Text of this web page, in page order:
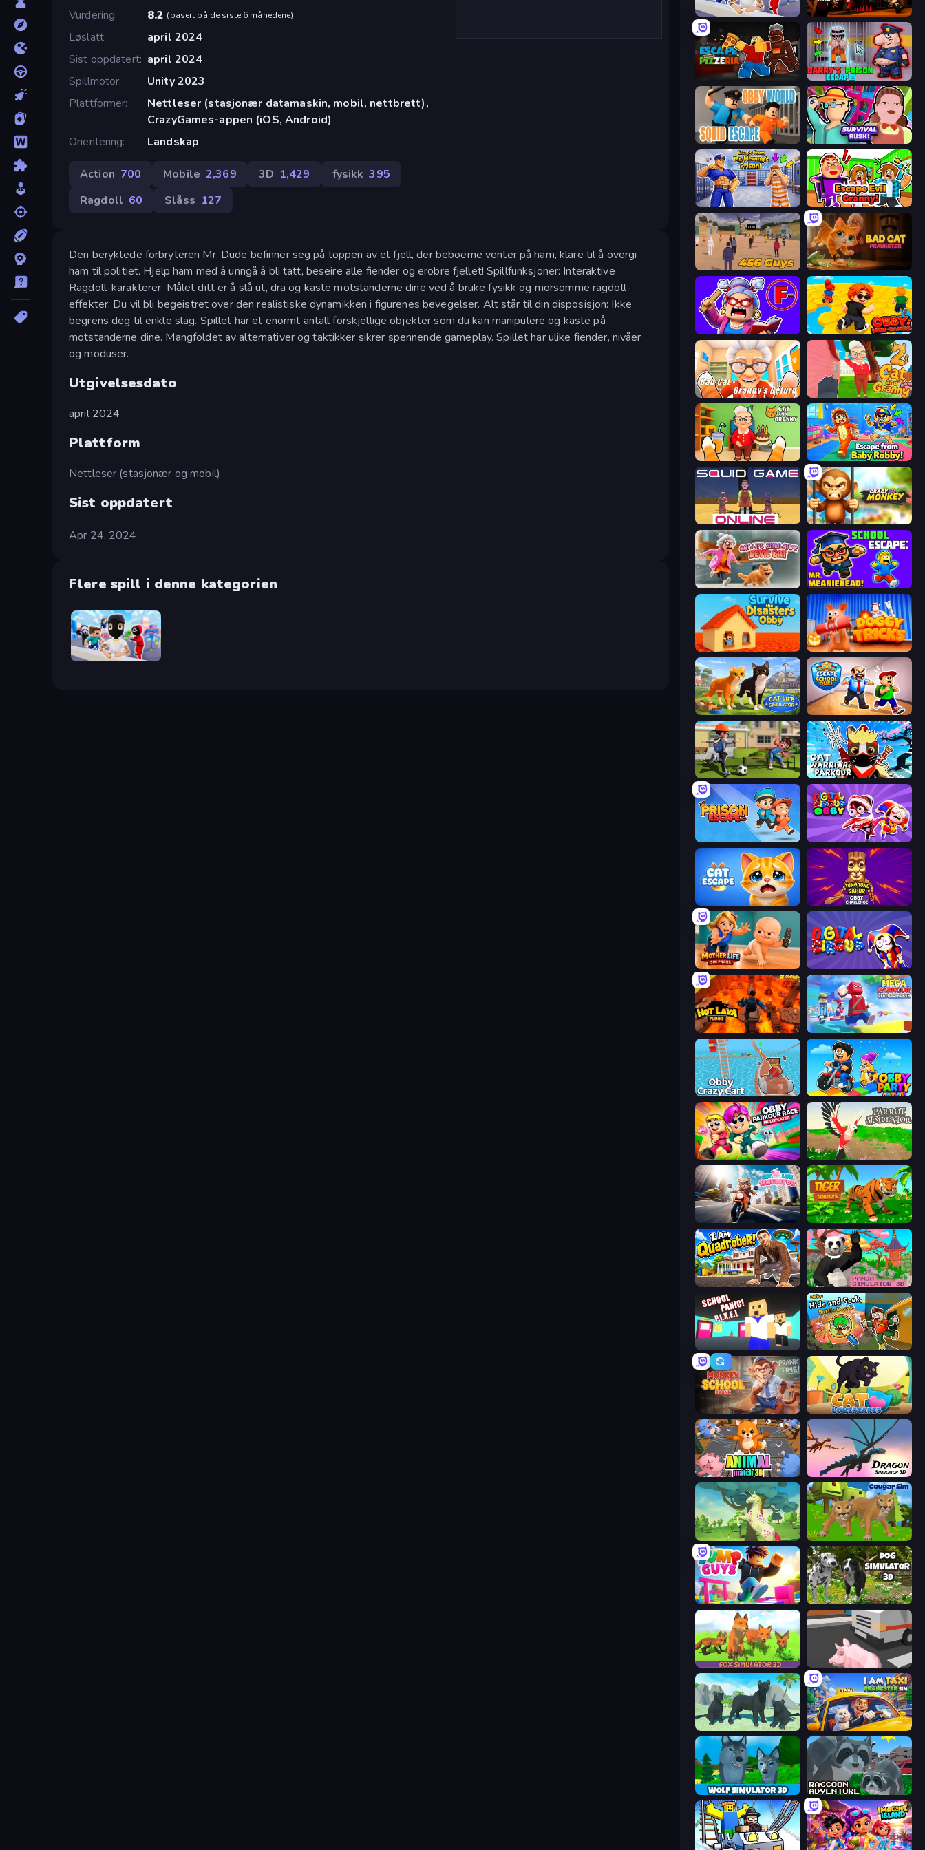
Vurdering
8.2 (basert på de siste 6 månedene)
Løslatt
april 2024
Sist oppdatert april 2024
Spillmotor
Unity 2023
Plattformer
Nettleser (stasjonær datamaskin, mobil, nettbrett),
CrazyGames-appen (iOS, Android)
Orientering
Landskap
Action 700 Mobile 2,369 3D 1,429 fysikk 395
Ragdoll 60 Slåss 127
Den beryktede forbryteren Mr. Dude befinner seg på toppen av et fjell, der beboerne venter på ham, klare til å overgi
ham til politiet. Hjelp ham med å unngå å bli tatt, beseire alle fiender og erobre fjellet! Spillfunksjoner: Interaktive
Ragdoll-karakterer: Målet ditt er å slå ut, dra og kaste motstanderne dine ved å bruke fysikk og morsomme ragdoll-
effekter. Du vil bli begeistret over den realistiske dynamikken i figurenes bevegelser. Alt står til din disposisjon: Ikke
begrens deg til enkle slag. Spillet har et enormt antall forskjellige objekter som du kan manipulere og kaste på
motstanderne dine. Mangfoldet av alternativer og taktikker sikrer spennende gameplay. Spillet har ulike fiender, nivåer
og moduser.
Utgivelsesdato
april 2024
Plattform
Nettleser (stasjonær og mobil)
Sist oppdatert
Apr 24, 2024
Flere spill i denne kategorien
Mr. Dude: Online Multiverse Challenge
Obby Challenge: Prison Run
Escape From Pizzeria Barry's Prison Escape!
Survival Rush!
Escape From Mr.Meawing's Prison! Escape Evil Granny!
456 Guys Bad Cat Prankster
Obby: Mini-Games
Bad Cat - Granny's Return Cat and Granny 2
Cat and Granny Escape From Baby Robby!
Squid Game Online Crazy Zoo Monkey
Cat Life Simulator: Devil Cat
Survive the Disasters: Obby Doggy Tricks
Cat Life Simulator 3D Escape School Duel
The Prank King Cat Warrior Parkour
Prison Escape.io Digital Circus: Obby
Cat Escape Tung Tung Sahur: Obby Challenge
Mother Life Simulator: Prank Digital Circus: Parkour Game
Hot Lava Floor Mega Parkour: Obby Escape Run
Obby: Crazy Cart Obby Party Multiplayer
Obby Parkour Race: Multiplayer Parrot Simulator
Cat Life Simulator Tiger Simulator 3D
I Am Quadrober! Panda Simulator 3D
School Panic Obby: Hide and Seek, Battle Royale
Monkey School Prank Cat Lovescapes
Animal Match 3D Dragon Simulator 3D
Unicorn Family Simulator Magic World Cougar Simulator: Big Cats
Jump Guys Dog Simulator 3D
Fox Simulator 3D Crazy Pig Simulator
Panther Family Simulator 3D I Am Taxi Prankster Sim
Wolf Simulator: Wild Animals 3D Raccoon Adventure: City Simulator 3D